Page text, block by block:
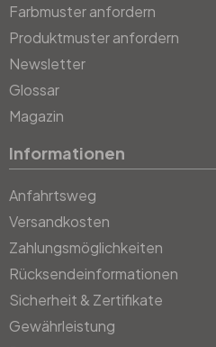
Farbmuster anfordern
Produktmuster anfordern
Newsletter
Glossar
Magazin
Informationen
Anfahrtsweg
Versandkosten
Zahlungsmöglichkeiten
Rücksendeinformationen
Sicherheit & Zertifikate
Gewährleistung